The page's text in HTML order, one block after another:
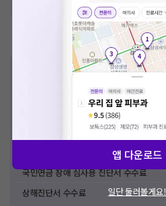
※ 이벤트가, 할인가는VAT 포함
장애 정도 심사용 진단서 수수료
후유장애진단서 수수료
국민연금 장애 심사용 진단서 수수료
상해진단서 수수료
앱 다운로드
일단 둘러볼게요!